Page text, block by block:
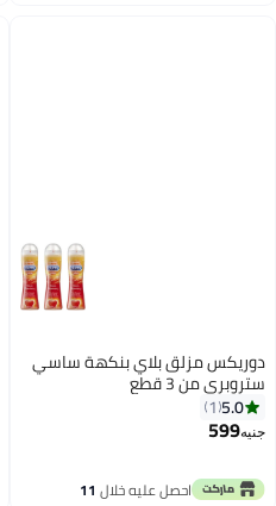
دوريكس مزلق بلاي بنكهة ساسي
ستروبري من 3 قطع
5.0
1
جنيه599
احصل عليه خلال 11